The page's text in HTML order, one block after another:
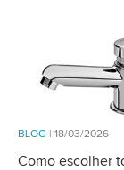
BLOG | 18/03/2026
Como escolher